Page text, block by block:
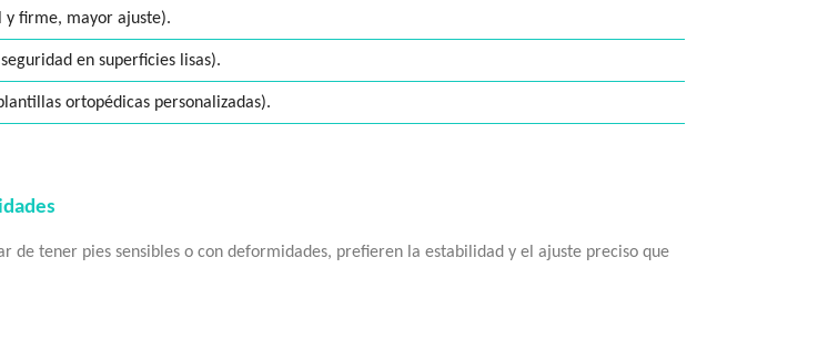
y firme, mayor ajuste).
en superficies lisas).
ortopédicas personalizadas).
de tener pies sensibles o con deformidades, prefieren la estabilidad y el ajuste preciso que